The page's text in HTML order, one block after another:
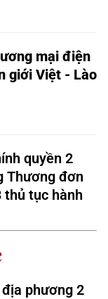
mại điện
giới Việt - Lào
quyền 2
Thương đơn
thủ tục hành
phương 2